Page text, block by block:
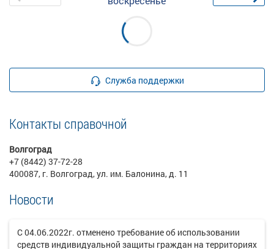
Служба поддержки
Контакты справочной
Волгоград
+7 (8442) 37-72-28
400087, г. Волгоград, ул. им. Балонина, д. 11
Новости
С 04.06.2022г. отменено требование об использовании
средств индивидуальной защиты граждан на территориях